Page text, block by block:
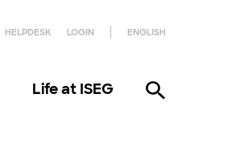
HELPDESK LOGIN ENGLISH
Life at ISEG